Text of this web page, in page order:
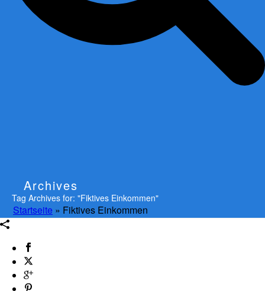
Archives
Tag Archives for: "Fiktives Einkommen"
Startseite » Fiktives Einkommen